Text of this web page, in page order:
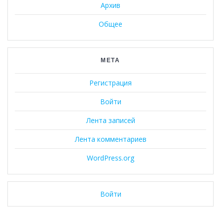
Архив
Общее
МЕТА
Регистрация
Войти
Лента записей
Лента комментариев
WordPress.org
Войти